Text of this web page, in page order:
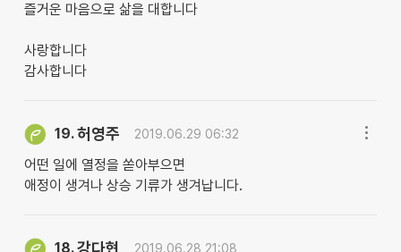
즐거운 마음으로 삶을 대합니다
사랑합니다
감사합니다
19.허영주 2019.06.29 06:32
어떤 일에 열정을 쏟아부으면
애정이 생겨나 상승 기류가 생겨납니다.
18. 2019.06.28 21:08